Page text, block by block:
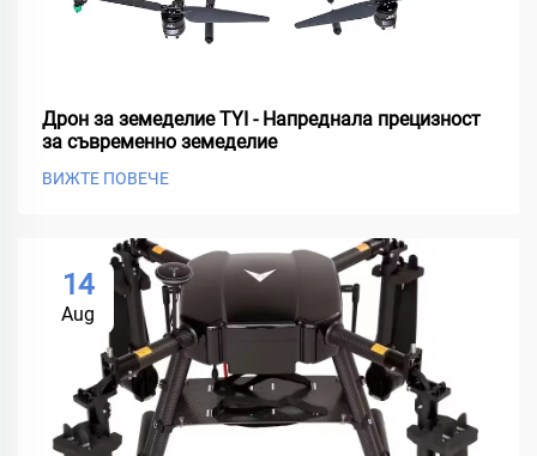
Дрон за земеделие TYI - Напреднала прецизност
за съвременно земеделие
ВИЖТЕ ПОВЕЧЕ
14
Aug